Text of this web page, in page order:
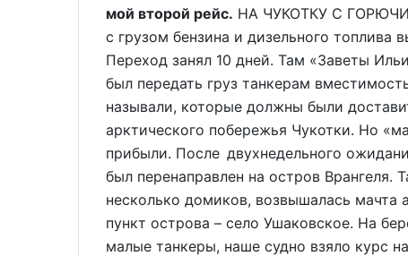
мой второй рейс. НА ЧУКОТКУ С
с грузом бензина и дизельного топлива
Переход занял 10 дней. Там «Заветы
был передать груз танкерам
называли, которые должны были
арктического побережья Чукотки. Но
прибыли. После двухнедельного
был перенаправлен на остров Врангеля.
несколько домиков, возвышалась мачта
пункт острова – село Ушаковское. На
малые танкеры, наше судно взяло курс